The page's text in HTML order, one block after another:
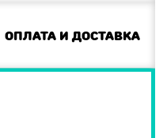
Оплата и доставка